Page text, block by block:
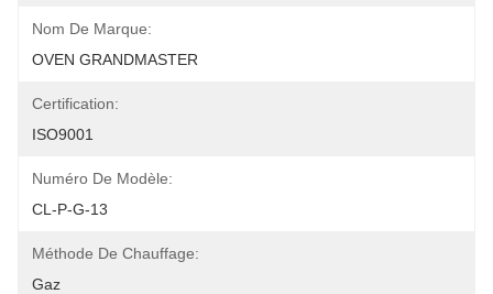
Nom De Marque:
OVEN GRANDMASTER
Certification:
ISO9001
Numéro De Modèle:
CL-P-G-13
Méthode De Chauffage:
Gaz